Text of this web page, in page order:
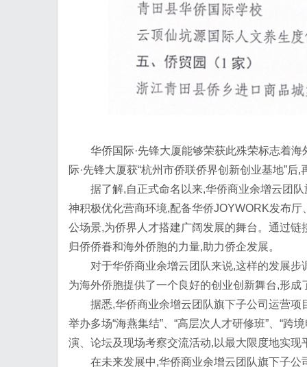
华侨国际·先锋大厦能够荣获此殊荣标志着
际·先锋大厦获“杭州市侨联侨界创新创业基地”后
据了解,自正式命名以来,华侨商业余增云团
神积极优化营商环境,配备华侨JOYWORK发布
公场景,为侨界人才搭建广阔发展的舞台。通过
归侨侨眷和海外侨胞的力量,助力侨企发展。
对于华侨商业余增云团队来说,这样的发展
为海外侨胞提供了一个良好的创业创新舞台,形成
据悉,华侨商业余增云团队旗下子公司运营
举办多场“海燕集结”、“高层次人才研修班”、“跨
演、论坛及现场考察交流活动,以最大限度地实现
在未来发展中,华侨商业余增云团队旗下子